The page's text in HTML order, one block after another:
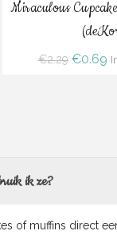
Miraculous
€2.29 €0.69
ik ze?
of muffins direct